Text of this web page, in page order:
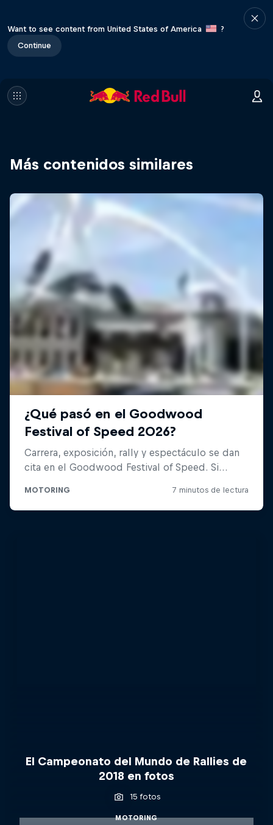
Want to see content from United States of America
?
Continue
Más contenidos similares
El Campeonato del Mundo de Rallies de
2018 en fotos
15 fotos
MOTORING